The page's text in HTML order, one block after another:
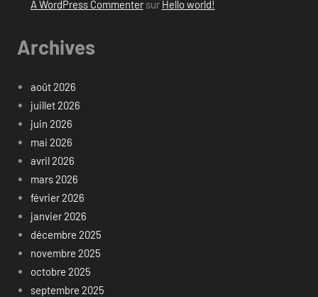
A WordPress Commentersur Hello world!
Archives
août 2026
juillet 2026
juin 2026
mai 2026
avril 2026
mars 2026
février 2026
janvier 2026
décembre 2025
novembre 2025
octobre 2025
septembre 2025